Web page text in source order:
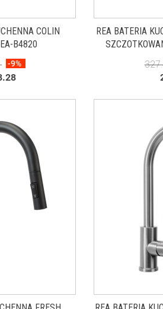
COLIN
B4820
-9%
REA BATERIA